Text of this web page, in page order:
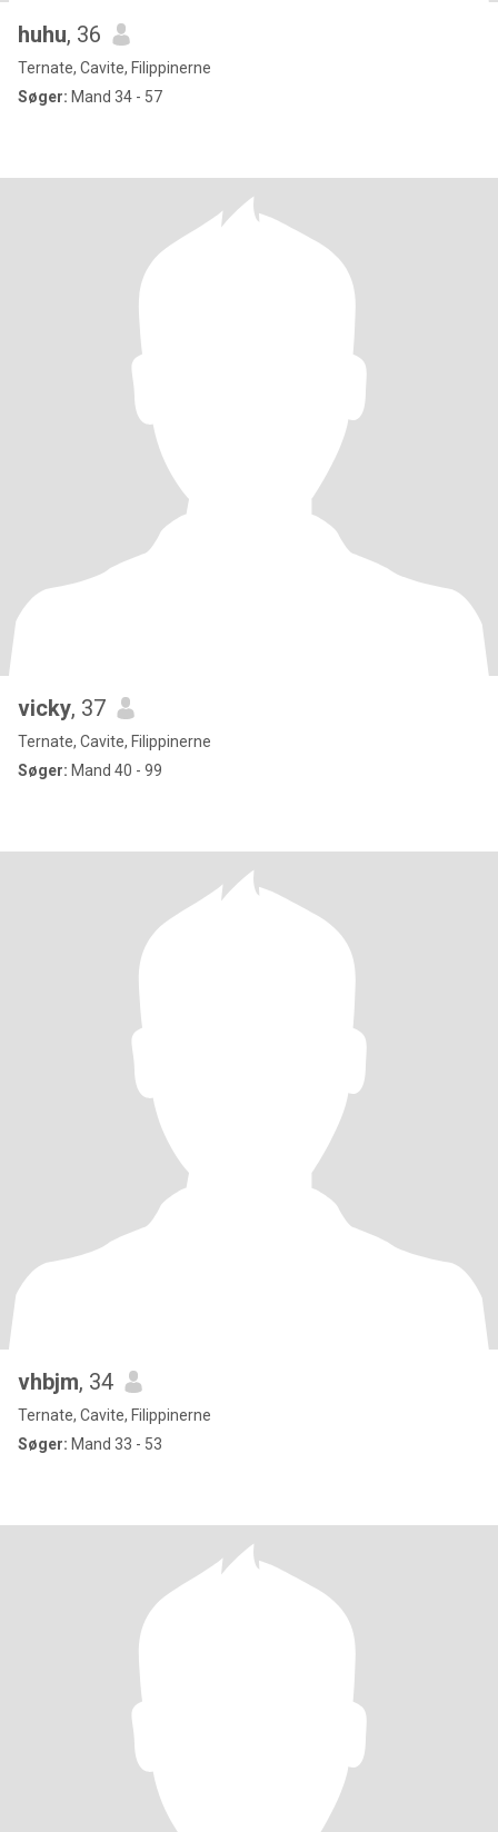
huhu, 36
Ternate, Cavite, Filippinerne
Søger: Mand 34 - 57
vicky, 37
Ternate, Cavite, Filippinerne
Søger: Mand 40 - 99
vhbjm, 34
Ternate, Cavite, Filippinerne
Søger: Mand 33 - 53